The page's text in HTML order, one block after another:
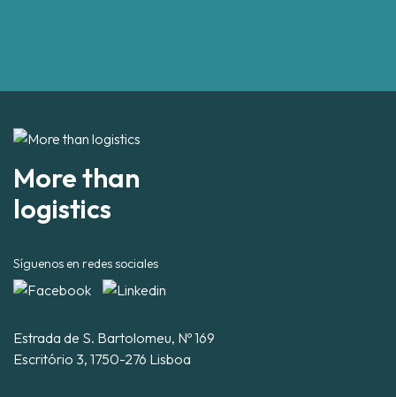
More than
logistics
Síguenos en redes sociales
Estrada de S. Bartolomeu, Nº 169
Escritório 3, 1750-276 Lisboa